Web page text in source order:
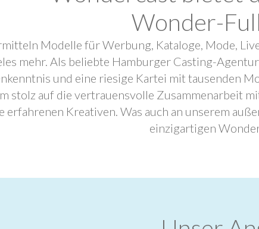
Wonder-
Modelle für Werbung, Kataloge, Mode,
mehr. Als beliebte Hamburger Casting-
und eine riesige Kartei mit tausenden
stolz auf die vertrauensvolle Zusammenarbeit
erfahrenen Kreativen. Was auch an unserem
einzigartigen